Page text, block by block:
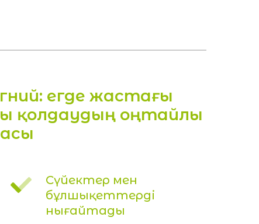
егде жастағы
қолдаудың оңтайлы
Сүйектер мен
бұлшықеттерді
нығайтады